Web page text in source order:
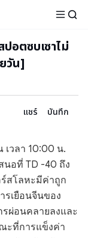
อตซบเซาไม่
วัน]
แชร์
บันทึก
เวลา 10:00 น.
นอที่ TD -40 ถึง
ร์สโลหะมีค่าถูก
รเยือนจีนของ
ผ่อนคลายลงและ
ะที่การแข็งค่า